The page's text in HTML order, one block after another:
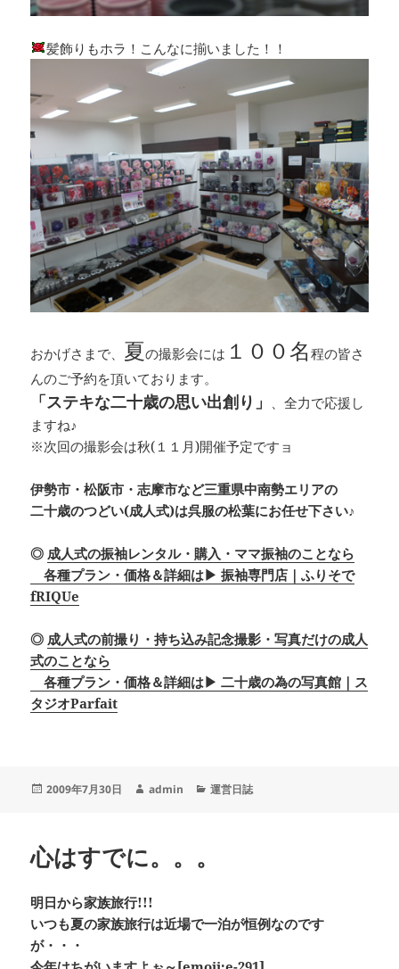
髪飾りもホラ！こんなに揃いました！！
おかげさまで、 夏の撮影会には １００名程の皆さ
んのご予約を頂いております。
「ステキな二十歳の思い出創り」 、全力で応援し
ますね♪
※次回の撮影会は秋(１１月)開催予定ですョ
伊勢市・松阪市・志摩市など三重県中南勢エリアの
二十歳のつどい(成人式)は呉服の松葉にお任せ下さい♪
◎成人式の振袖レンタル・購入・ママ振袖のことなら
各種プラン・価格＆詳細は▶ 振袖専門店｜ふりそで
fRIQUe
◎成人式の前撮り・持ち込み記念撮影・写真だけの成人
式のことなら
各種プラン・価格＆詳細は▶ 二十歳の為の写真館｜ス
タジオParfait
投
2009年7月30日
作
admin
カ
運営日誌
心はすでに。。。
明日から家族旅行!!!
いつも夏の家族旅行は近場で一泊が恒例なのです
が・・・